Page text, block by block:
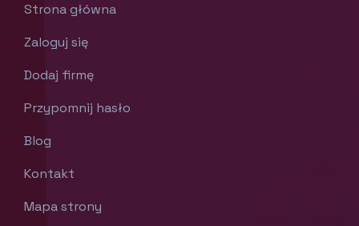
Strona główna
Zaloguj się
Dodaj firmę
Przypomnij hasło
Blog
Kontakt
Mapa strony